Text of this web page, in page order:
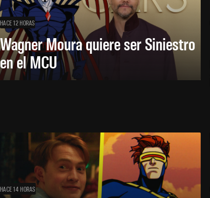
HACE 12 HORAS
Wagner Moura quiere ser Siniestro
en el MCU
HACE 14 HORAS